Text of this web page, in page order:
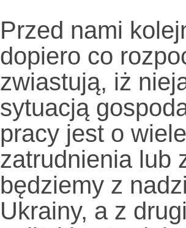
Przed nami
dopiero co
zwiastują, iż
sytuacją
pracy jest o
zatrudnienia lub
będziemy z
Ukrainy, a z